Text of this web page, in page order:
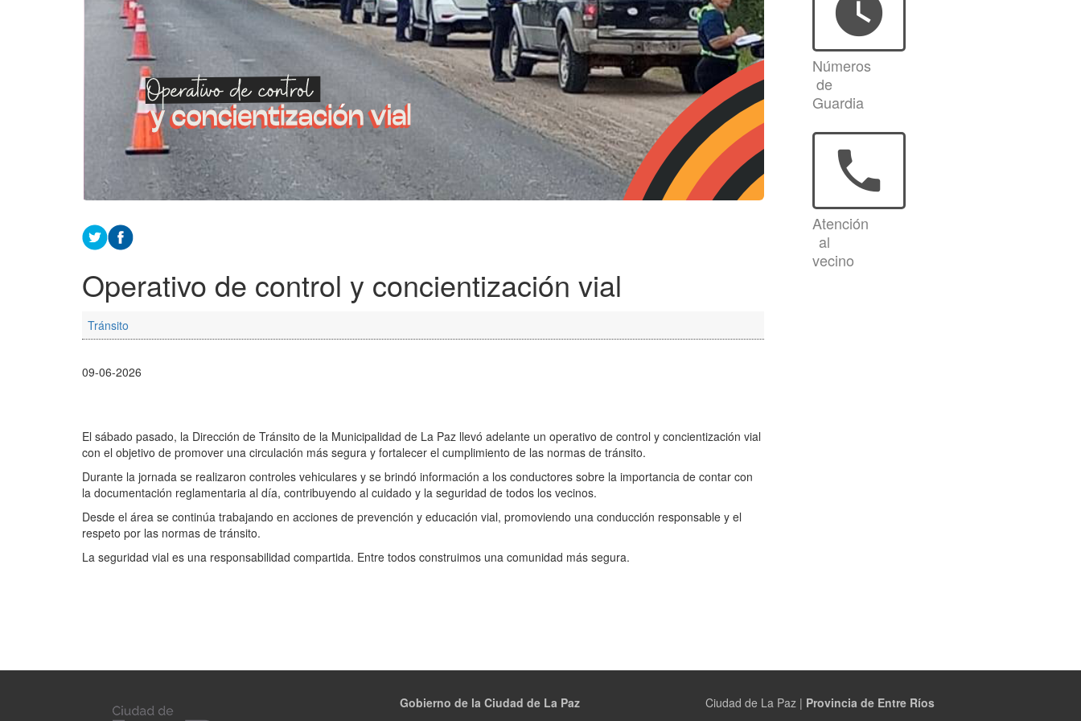
Operativo de control y concientización vial
Tránsito
09-06-2026
El sábado pasado, la Dirección de Tránsito de la Municipalidad de La Paz llevó adelante un operativo de control y concientización vial
con el objetivo de promover una circulación más segura y fortalecer el cumplimiento de las normas de tránsito.
Durante la jornada se realizaron controles vehiculares y se brindó información a los conductores sobre la importancia de contar con
la documentación reglamentaria al día, contribuyendo al cuidado y la seguridad de todos los vecinos.
Desde el área se continúa trabajando en acciones de prevención y educación vial, promoviendo una conducción responsable y el
respeto por las normas de tránsito.
La seguridad vial es una responsabilidad compartida. Entre todos construimos una comunidad más segura.
watch_later
Números
de
Guardia
phone
Atención
al
vecino
Gobierno de la Ciudad de La Paz
Ciudad de La Paz | Provincia de Entre Ríos